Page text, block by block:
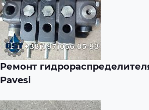
Ремонт
Pavesi